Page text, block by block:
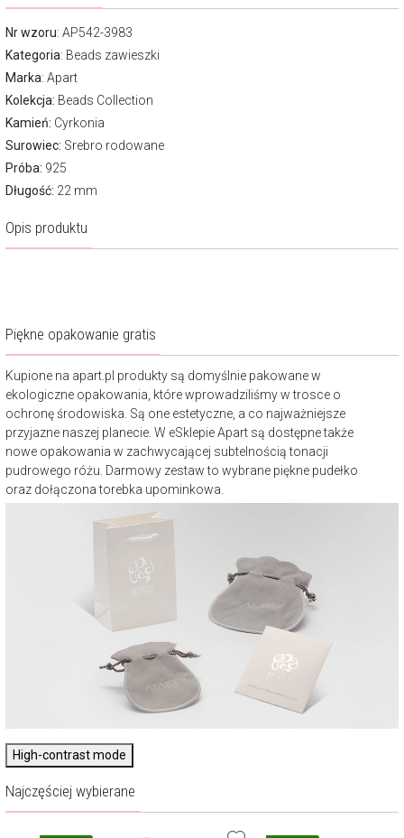
Nr wzoru: AP542-3983
Kategoria: Beads zawieszki
Marka: Apart
Kolekcja: Beads Collection
Kamień: Cyrkonia
Surowiec: Srebro rodowane
Próba: 925
Długość: 22 mm
Opis produktu
Piękne opakowanie gratis
Kupione na apart.pl produkty są domyślnie pakowane w
ekologiczne opakowania, które wprowadziliśmy w trosce o
ochronę środowiska. Są one estetyczne, a co najważniejsze
przyjazne naszej planecie. W eSklepie Apart są dostępne także
nowe opakowania w zachwycającej subtelnością tonacji
pudrowego różu. Darmowy zestaw to wybrane piękne pudełko
oraz dołączona torebka upominkowa.
High-contrast mode
Najczęściej wybierane